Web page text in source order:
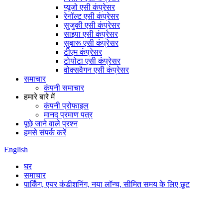
प्यूजो एसी कंप्रेसर
रेनॉल्ट एसी कंप्रेसर
सुजुकी एसी कंप्रेसर
साइपा एसी कंप्रेसर
सुबारू एसी कंप्रेसर
टीएम कंप्रेसर
टोयोटा एसी कंप्रेसर
वोक्सवैगन एसी कंप्रेसर
समाचार
कंपनी समाचार
हमारे बारे में
कंपनी प्रोफाइल
मानद प्रमाण पत्र
पूछे जाने वाले प्रश्न
हमसे संपर्क करें
English
घर
समाचार
पार्किंग, एयर कंडीशनिंग, नया लॉन्च, सीमित समय के लिए छूट